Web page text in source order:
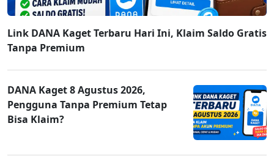
Link DANA Kaget Terbaru Hari Ini, Klaim Saldo Gratis
Tanpa Premium
DANA Kaget 8 Agustus 2026,
Pengguna Tanpa Premium Tetap
Bisa Klaim?